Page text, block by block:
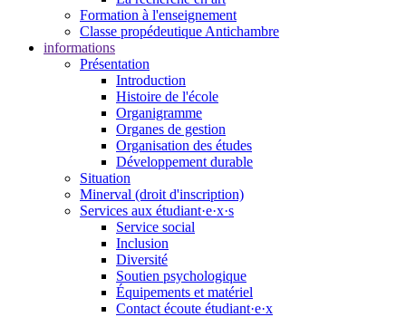
Formation à l'enseignement
Classe propédeutique Antichambre
informations
Présentation
Introduction
Histoire de l'école
Organigramme
Organes de gestion
Organisation des études
Développement durable
Situation
Minerval (droit d'inscription)
Services aux étudiant·e·x·s
Service social
Inclusion
Diversité
Soutien psychologique
Équipements et matériel
Contact écoute étudiant·e·x